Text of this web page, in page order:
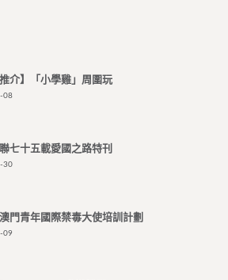
推介】「小學雞」周圍玩
08
七十五載愛國之路特刊
30
門青年國際禁毒大使培訓計劃
09